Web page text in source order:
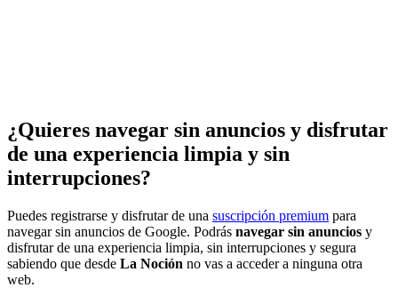
¿Quieres navegar sin anuncios y disfrutar
de una experiencia limpia y sin
interrupciones?
Puedes registrarse y disfrutar de una suscripción premium para
navegar sin anuncios de Google. Podrás navegar sin anuncios y
disfrutar de una experiencia limpia, sin interrupciones y segura
sabiendo que desde La Noción no vas a acceder a ninguna otra
web.